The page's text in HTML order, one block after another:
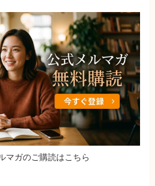
ガのご購読はこちら